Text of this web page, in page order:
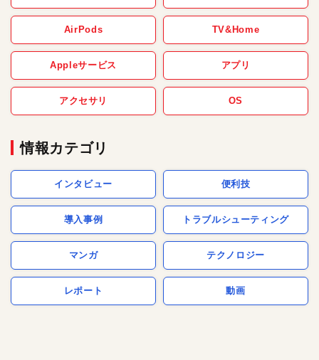
AirPods TV&Home
Appleサービス アプリ
アクセサリ OS
情報カテゴリ
インタビュー 便利技
導入事例 トラブルシューティング
マンガ テクノロジー
レポート 動画